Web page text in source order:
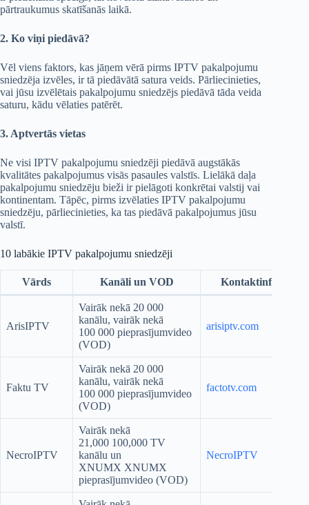
pārtraukumus skatīšanās laikā.
2. Ko viņi piedāvā?
Vēl viens faktors, kas jāņem vērā pirms IPTV pakalpojumu
sniedzēja izvēles, ir tā piedāvātā satura veids. Pārliecinieties,
vai jūsu izvēlētais pakalpojumu sniedzējs piedāvā tāda veida
saturu, kādu vēlaties patērēt.
3. Aptvertās vietas
Ne visi IPTV pakalpojumu sniedzēji piedāvā augstākās
kvalitātes pakalpojumus visās pasaules valstīs. Lielākā daļa
pakalpojumu sniedzēju bieži ir pielāgoti konkrētai valstij vai
kontinentam. Tāpēc, pirms izvēlaties IPTV pakalpojumu
sniedzēju, pārliecinieties, ka tas piedāvā pakalpojumus jūsu
valstī.
10 labākie IPTV pakalpojumu sniedzēji
Vārds Kanāli un VOD
ArisIPTV
Vairāk nekā 20 000
kanālu, vairāk nekā
100 000 pieprasījumvideo
(VOD)
arisiptv.com
Faktu TV
Vairāk nekā 20 000
kanālu, vairāk nekā
100 000 pieprasījumvideo
(VOD)
factotv.com
NecroIPTV
Vairāk nekā
21,000 100,000 TV
kanālu un
XNUMX XNUMX
pieprasījumvideo (VOD)
NecroIPTV